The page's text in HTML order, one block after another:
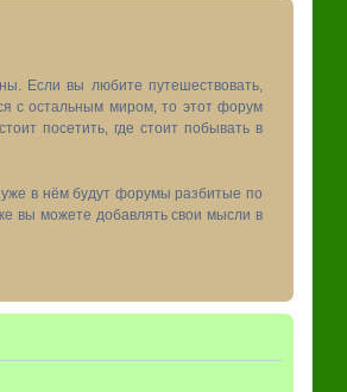
Если вы любите путешествовать,
с остальным миром, то этот форум
посетить, где стоит побывать в
в нём будут форумы разбитые по
вы можете добавлять свои мысли в